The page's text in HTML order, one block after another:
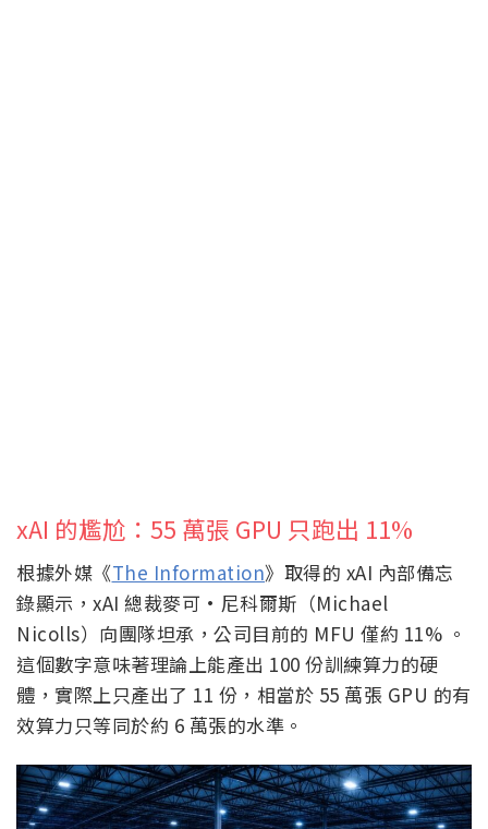
xAI 的尷尬：55 萬張 GPU 只跑出 11%
根據外媒《The Information》取得的 xAI 內部備忘
錄顯示，xAI 總裁麥可·尼科爾斯（Michael
Nicolls）向團隊坦承，公司目前的 MFU 僅約 11% 。
這個數字意味著理論上能產出 100 份訓練算力的硬
體，實際上只產出了 11 份，相當於 55 萬張 GPU 的有
效算力只等同於約 6 萬張的水準。